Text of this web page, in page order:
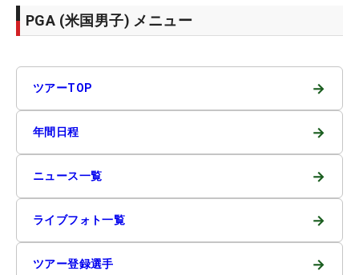
PGA (米国男子) メニュー
ツアーTOP →
年間日程 →
ニュース一覧 →
ライブフォト一覧 →
ツアー登録選手 →